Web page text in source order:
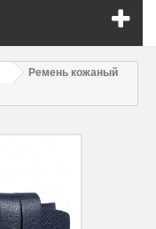
Ремень кожаный